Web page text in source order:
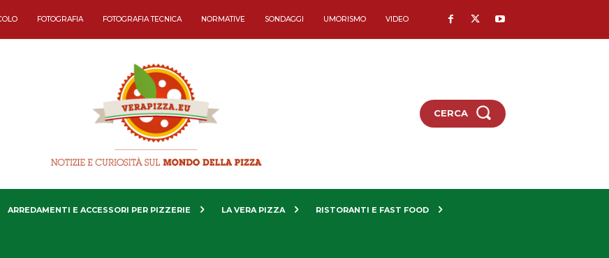
FOTOGRAFIA FOTOGRAFIA TECNICA NORMATIVE SONDAGGI UMORISMO VIDEO
CERCA
ARREDAMENTI E ACCESSORI PER PIZZERIE LA VERA PIZZA RISTORANTI E FAST FOOD